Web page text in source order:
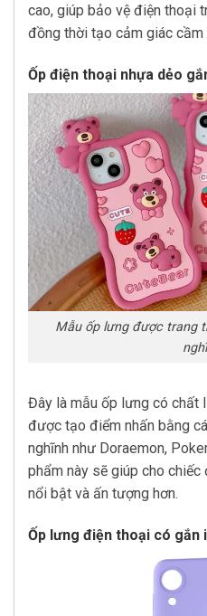
cao, giúp bảo vệ điện thoại
đồng thời tạo cảm giác cầm
Ốp điện thoại nhựa dẻo
Mẫu ốp lưng được trang
Đây là mẫu ốp lưng có chất
được tạo điểm nhấn bằng
nghĩnh như Doraemon,
phẩm này sẽ giúp cho
nổi bật và ấn tượng hơn.
Ốp lưng điện thoại có gắn